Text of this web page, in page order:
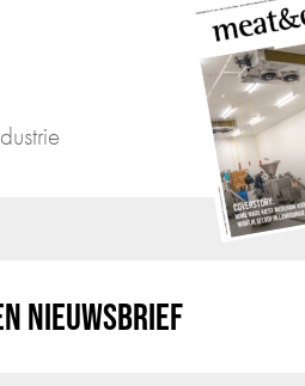
NIEUWSBRIEF